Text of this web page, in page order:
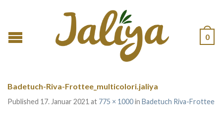
0
Badetuch-Riva-Frottee_multicolori.jaliya
Published 17. Januar 2021 at 775 × 1000in Badetuch Riva-Frottee